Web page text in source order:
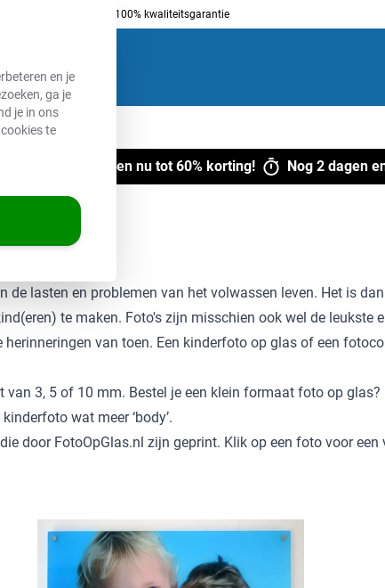
en je
ga je
je in ons
te
100% kwaliteitsgarantie
schilderijen
- Alleen nu tot 60% korting! Nog 2 dagen
de lasten en problemen van het volwassen leven. Het is
te maken. Foto's zijn misschien ook wel de leukste
van toen. Een kinderfoto op glas of een
3, 5 of 10 mm. Bestel je een klein formaat foto op
wat meer ‘body’.
door FotoOpGlas.nl zijn geprint. Klik op een foto voor